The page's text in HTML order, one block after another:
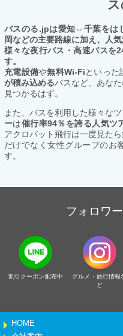
バスのる.jpは愛知⇔千葉をは
岡などの主要路線に加え、人
様々な夜行バス・高速バスを
す。
充電設備や無料Wi-Fiといった
が積み込めるバスなど、あな
見つかるはず。
また、バスを利用した様々な
ーは催行率94％を誇る人気ツ
アクロバット飛行は一度見た
だけでなく女性グループのお
す。
フォロワ
割引クーポン配布中
グルメ・旅行情報
ど
HOME